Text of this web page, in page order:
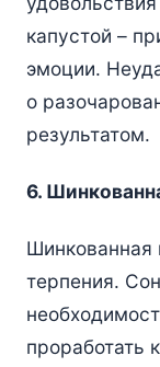
капустой –
эмоции.
о
результатом.
6.
Шинкованная
терпения.
проработать